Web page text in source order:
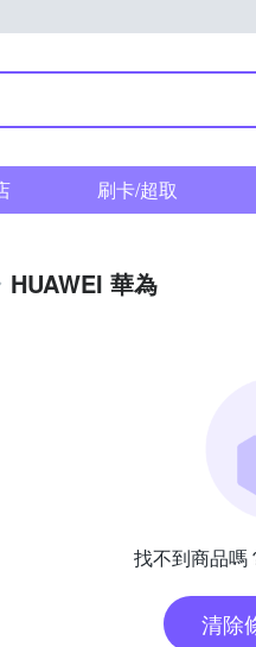
刷卡/超取
HUAWEI 華為
找不到商品嗎
清除